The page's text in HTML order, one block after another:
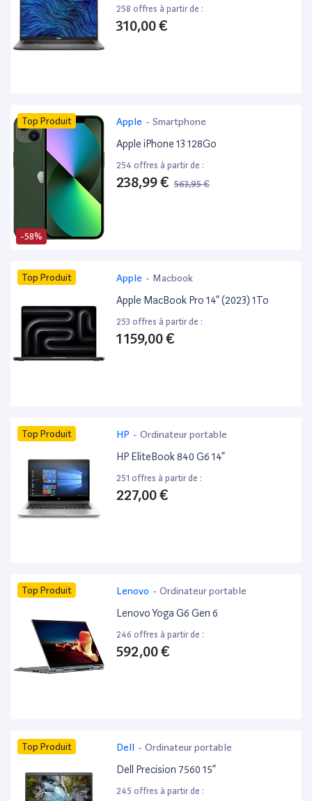
258 offres à partir de :
310,00 €
-58%
Top Produit Apple - Smartphone
Apple iPhone 13 128Go
254 offres à partir de :
238,99 € 563,95 €
Top Produit Apple - Macbook
Apple MacBook Pro 14” (2023) 1To
253 offres à partir de :
1 159,00 €
Top Produit HP - Ordinateur portable
HP EliteBook 840 G6 14”
251 offres à partir de :
227,00 €
Top Produit Lenovo - Ordinateur portable
Lenovo Yoga G6 Gen 6
246 offres à partir de :
592,00 €
Top Produit Dell - Ordinateur portable
Dell Precision 7560 15”
245 offres à partir de :